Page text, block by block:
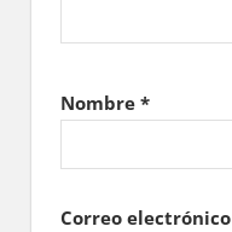
Nombre *
Correo electrónico